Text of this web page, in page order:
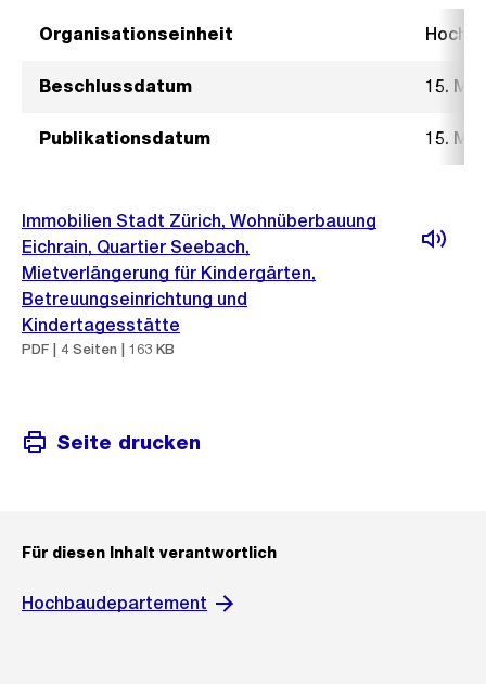
Organisationseinheit
Beschlussdatum 15.
Publikationsdatum 15.
Immobilien Stadt Zürich, Wohnüberbauung
Eichrain, Quartier Seebach,
Mietverlängerung für Kindergärten,
Betreuungseinrichtung und
Kindertagesstätte
PDF | 4 Seiten | 163 KB
Seite drucken
Für diesen Inhalt verantwortlich
Hochbaudepartement